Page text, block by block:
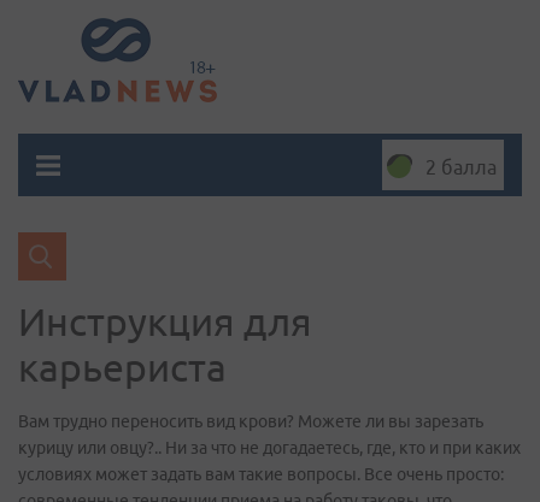
2 балла
Инструкция для
карьериста
Вам трудно переносить вид крови? Можете ли вы зарезать
курицу или овцу?.. Ни за что не догадаетесь, где, кто и при каких
условиях может задать вам такие вопросы. Все очень просто: